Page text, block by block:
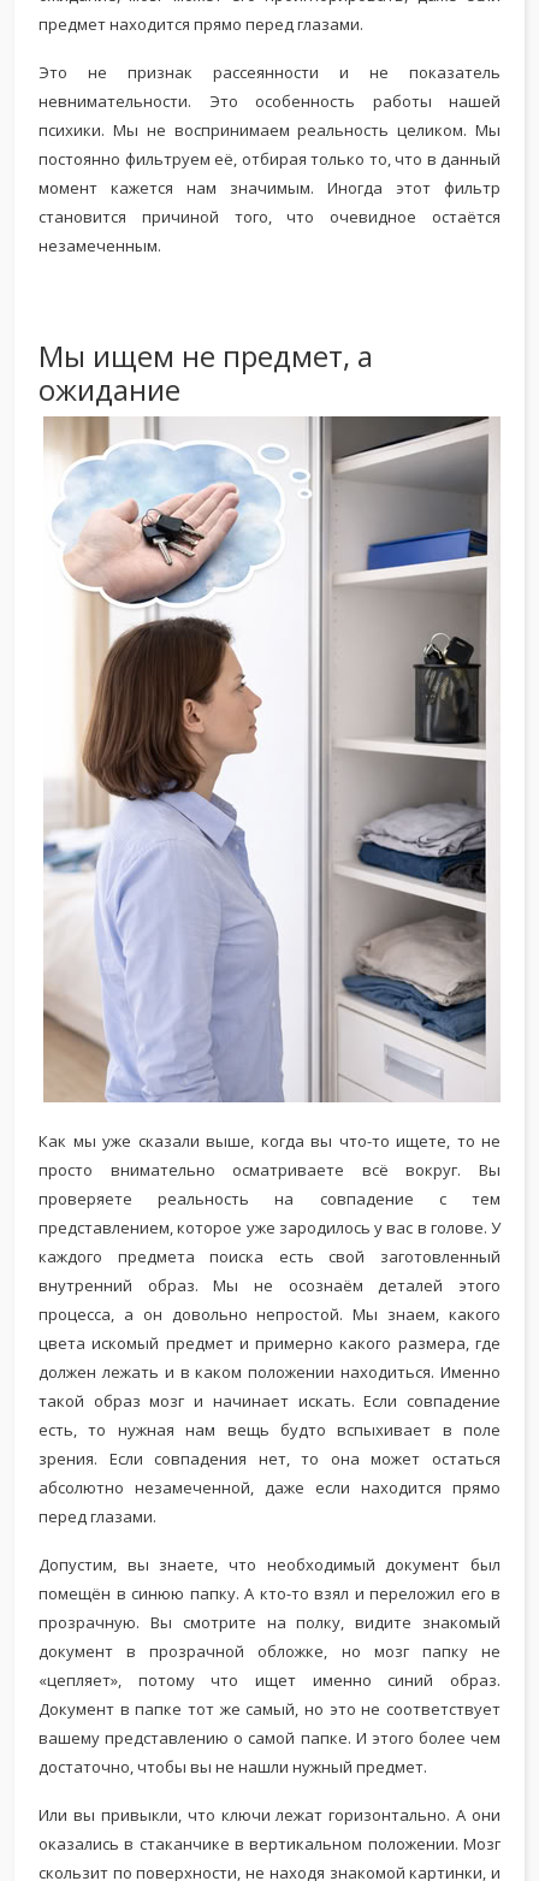
предмет находится прямо перед глазами.
Это не признак рассеянности и не показатель
невнимательности. Это особенность работы нашей
психики. Мы не воспринимаем реальность целиком. Мы
постоянно фильтруем её, отбирая только то, что в данный
момент кажется нам значимым. Иногда этот фильтр
становится причиной того, что очевидное остаётся
незамеченным.
Мы ищем не предмет, а
ожидание
Как мы уже сказали выше, когда вы что-то ищете, то не
просто внимательно осматриваете всё вокруг. Вы
проверяете реальность на совпадение с тем
представлением, которое уже зародилось у вас в голове. У
каждого предмета поиска есть свой заготовленный
внутренний образ. Мы не осознаём деталей этого
процесса, а он довольно непростой. Мы знаем, какого
цвета искомый предмет и примерно какого размера, где
должен лежать и в каком положении находиться. Именно
такой образ мозг и начинает искать. Если совпадение
есть, то нужная нам вещь будто вспыхивает в поле
зрения. Если совпадения нет, то она может остаться
абсолютно незамеченной, даже если находится прямо
перед глазами.
Допустим, вы знаете, что необходимый документ был
помещён в синюю папку. А кто-то взял и переложил его в
прозрачную. Вы смотрите на полку, видите знакомый
документ в прозрачной обложке, но мозг папку не
«цепляет», потому что ищет именно синий образ.
Документ в папке тот же самый, но это не соответствует
вашему представлению о самой папке. И этого более чем
достаточно, чтобы вы не нашли нужный предмет.
Или вы привыкли, что ключи лежат горизонтально. А они
оказались в стаканчике в вертикальном положении. Мозг
скользит по поверхности, не находя знакомой картинки, и